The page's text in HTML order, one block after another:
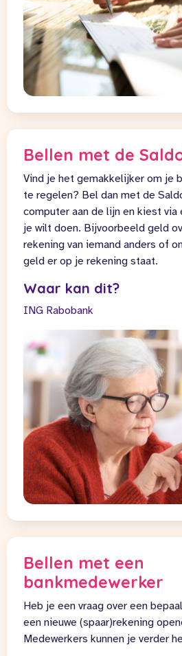
Bellen met de
Vind je het gemakkelijker om je
te regelen? Bel dan met de
computer aan de lijn en kiest via
je wilt doen. Bijvoorbeeld geld
rekening van iemand anders of
geld er op je rekening staat.
Waar kan dit?
ING Rabobank
Bellen met een
bankmedewerker
Heb je een vraag over een
een nieuwe (spaar)rekening
Medewerkers kunnen je verder